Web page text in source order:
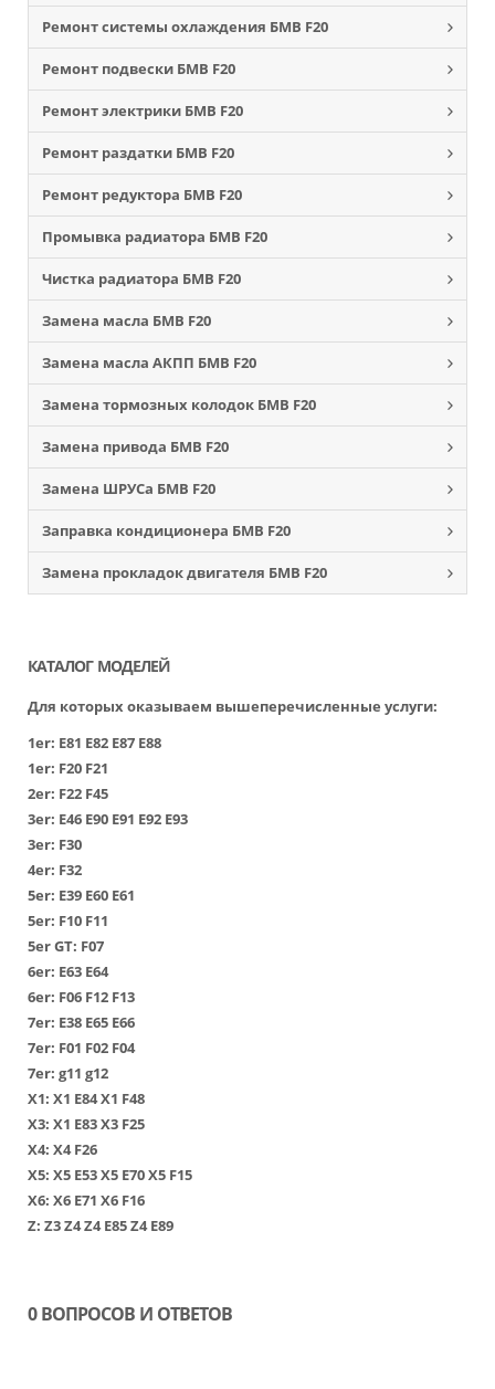
Ремонт системы охлаждения БМВ F20
Ремонт подвески БМВ F20
Ремонт электрики БМВ F20
Ремонт раздатки БМВ F20
Ремонт редуктора БМВ F20
Промывка радиатора БМВ F20
Чистка радиатора БМВ F20
Замена масла БМВ F20
Замена масла АКПП БМВ F20
Замена тормозных колодок БМВ F20
Замена привода БМВ F20
Замена ШРУСа БМВ F20
Заправка кондиционера БМВ F20
Замена прокладок двигателя БМВ F20
КАТАЛОГ МОДЕЛЕЙ
Для которых оказываем вышеперечисленные услуги:
1er: Е81 Е82 Е87 Е88
1er: F20 F21
2er: F22 F45
3er: Е46 Е90 Е91 Е92 Е93
3er: F30
4er: F32
5er: Е39 Е60 Е61
5er: F10 F11
5er GT: F07
6er: Е63 Е64
6er: F06 F12 F13
7er: Е38 Е65 Е66
7er: F01 F02 F04
7er: g11 g12
Х1: Х1 Е84Х1 F48
Х3: Х1 Е83Х3 F25
Х4: Х4 F26
Х5: Х5 Е53Х5 Е70Х5 F15
Х6: Х6 Е71 Х6 F16
Z: Z3Z4Z4 E85Z4 E89
0 ВОПРОСОВ И ОТВЕТОВ